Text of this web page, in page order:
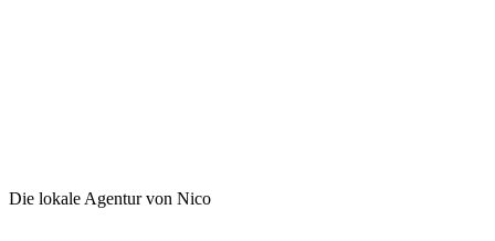
Die lokale Agentur von Nico